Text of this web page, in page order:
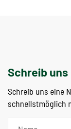
Schreib uns
Schreib uns eine
schnellstmöglich